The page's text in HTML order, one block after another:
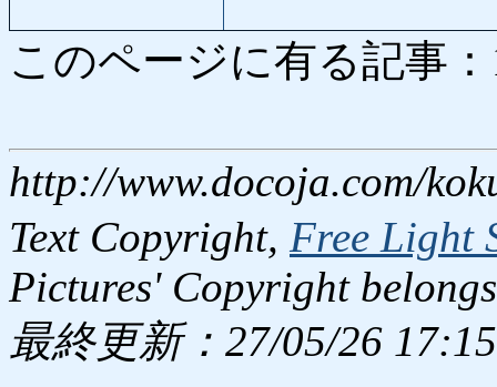
このページに有る記事
http://www.docoja.com/
Text Copyright, Free Light
Pictures' Copyright
最終更新：27/05/26 17:15